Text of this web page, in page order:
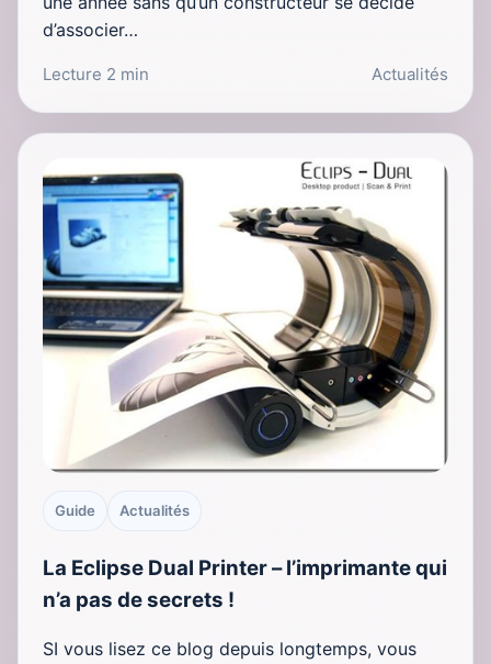
d’associer…
Lecture 2 min Actualités
Guide Actualités
La Eclipse Dual Printer – l’imprimante qui
n’a pas de secrets !
SI vous lisez ce blog depuis longtemps, vous